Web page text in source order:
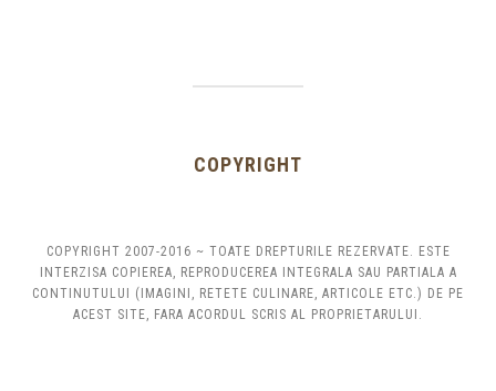
COPYRIGHT
COPYRIGHT 2007-2016 ~ TOATE DREPTURILE REZERVATE. ESTE
INTERZISA COPIEREA, REPRODUCEREA INTEGRALA SAU PARTIALA A
CONTINUTULUI (IMAGINI, RETETE CULINARE, ARTICOLE ETC.) DE PE
ACEST SITE, FARA ACORDUL SCRIS AL PROPRIETARULUI.